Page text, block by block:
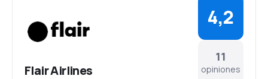
Flair Airlines
11
opiniones
4,2